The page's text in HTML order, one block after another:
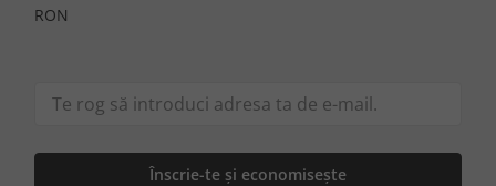
RON
Înscrie-te și economisește